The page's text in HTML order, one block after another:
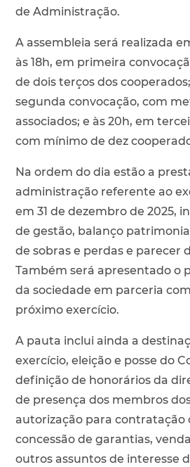
de Administração.
A assembleia será realizada
às 18h, em primeira
de dois terços dos
segunda convocação, com
associados; e às 20h, em
com mínimo de dez
Na ordem do dia estão a
administração referente ao
em 31 de dezembro de 2025,
de gestão, balanço
de sobras e perdas e parecer
Também será apresentado o
da sociedade em parceria
próximo exercício.
A pauta inclui ainda a
exercício, eleição e posse do
definição de honorários da
de presença dos membros
autorização para contratação
concessão de garantias,
outros assuntos de interesse